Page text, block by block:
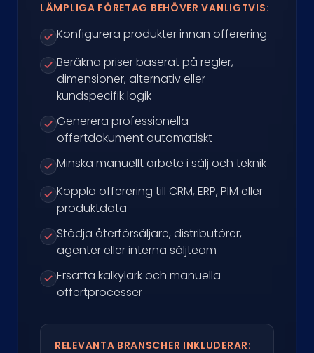
LÄMPLIGA FÖRETAG BEHÖVER VANLIGTVIS:
Konfigurera produkter innan offerering
Beräkna priser baserat på regler,
dimensioner, alternativ eller
kundspecifik logik
Generera professionella
offertdokument automatiskt
Minska manuellt arbete i sälj och teknik
Koppla offerering till CRM, ERP, PIM eller
produktdata
Stödja återförsäljare, distributörer,
agenter eller interna säljteam
Ersätta kalkylark och manuella
offertprocesser
RELEVANTA BRANSCHER INKLUDERAR: